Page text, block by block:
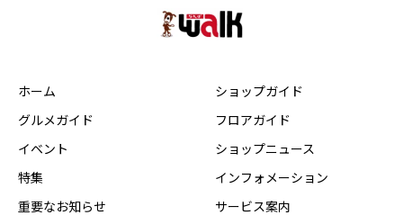
ホーム
グルメガイド
イベント
特集
重要なお知らせ
ショップガイド
フロアガイド
ショップニュース
インフォメーション
サービス案内